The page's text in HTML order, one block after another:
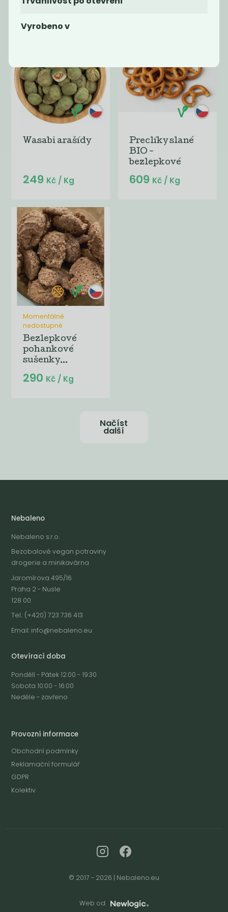
Wasabi arašídy
249 Kč / Kg
Preclíky slané
BIO -
bezlepkové
609 Kč / Kg
Momentálně
nedostupné
Bezlepkové
pohankové
sušenky...
290 Kč / Kg
Načíst
další
Nebaleno
Nebaleno s.r.o.
Bezobalové vegan potraviny
drogerie a minikavárna
Jaromírova 495/16
Praha 2 - Nusle
128 00
Tel.: (+420) 723 736 413
Email: info@nebaleno.eu
Otevírací doba
Pondělí - Pátek 12:00 - 19:30
Sobota 10:00 - 16:00
Neděle - zavřeno
Provozní informace
Obchodní podmínky
Reklamační formulář
GDPR
Kolektiv
© 2017 - 2026 | Nebaleno.eu
Web od
Vyrobeno v